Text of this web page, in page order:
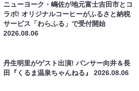
ニューヨーク・嶋佐が地元富士吉田市とコ
ラボ! オリジナルコーヒーがふるさと納税
サービス「わらふる」で受付開始
2026.08.06
丹生明里がゲスト出演! パンサー向井＆長
田『くるま温泉ちゃんねる』2026.08.06